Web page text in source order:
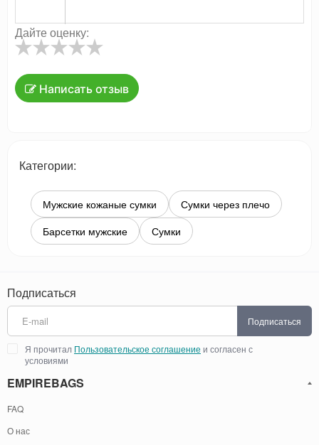
Дайте оценку:
Написать отзыв
Категории:
Мужские кожаные сумки
Сумки через плечо
Барсетки мужские
Сумки
Подписаться
Подписаться
Я прочитал Пользовательское соглашение и согласен с
условиями
EMPIREBAGS
FAQ
О нас